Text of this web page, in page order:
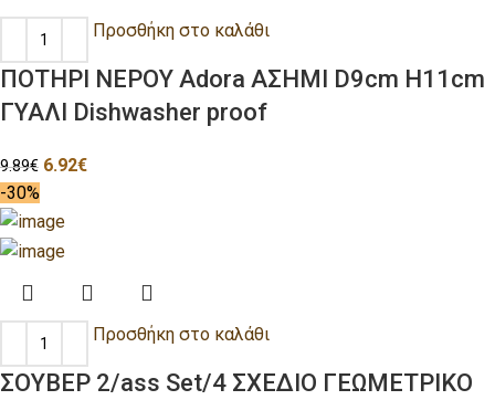
Προσθήκη στο καλάθι
ΠΟΤΗΡΙ ΝΕΡΟΥ Adora ΑΣΗΜΙ D9cm H11cm
ΓΥΑΛΙ Dishwasher proof
9.89€ 6.92€
-30%
Προσθήκη στο καλάθι
ΣΟΥΒΕΡ 2/ass Set/4 ΣΧΕΔΙΟ ΓΕΩΜΕΤΡΙΚΟ